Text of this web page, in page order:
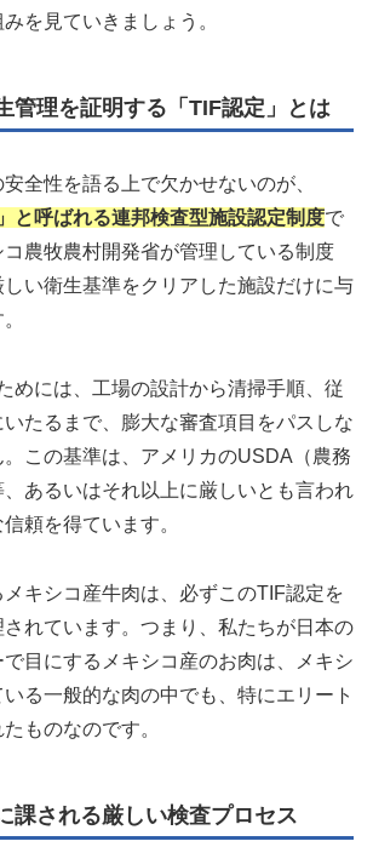
を見ていきましょう。
管理を証明する「TIF認定」とは
全性を語る上で欠かせないのが、
と呼ばれる連邦検査型施設認定制度で
農牧農村開発省が管理している制度
い衛生基準をクリアした施設だけに与
めには、工場の設計から清掃手順、従
たるまで、膨大な審査項目をパスしな
この基準は、アメリカのUSDA（農務
あるいはそれ以上に厳しいとも言われ
頼を得ています。
メキシコ産牛肉は、必ずこのTIF認定を
れています。つまり、私たちが日本の
目にするメキシコ産のお肉は、メキシ
る一般的な肉の中でも、特にエリート
ものなのです。
課される厳しい検査プロセス